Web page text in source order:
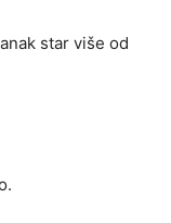
star više od